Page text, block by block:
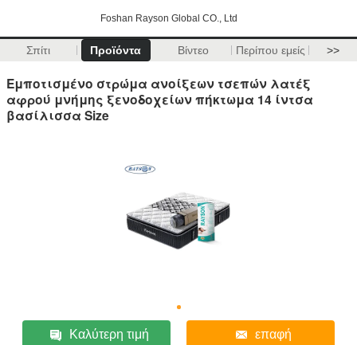
Foshan Rayson Global CO., Ltd
Σπίτι Προϊόντα Βίντεο Περίπου εμείς >>
Εμποτισμένο στρώμα ανοίξεων τσεπών λατέξ
αφρού μνήμης ξενοδοχείων πήκτωμα 14 ίντσα
βασίλισσα Size
Καλύτερη τιμή επαφή